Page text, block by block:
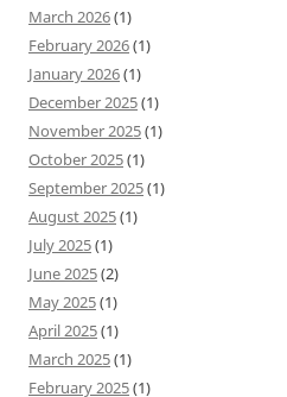
March 2026(1)
February 2026(1)
January 2026(1)
December 2025(1)
November 2025(1)
October 2025(1)
September 2025(1)
August 2025(1)
July 2025(1)
June 2025(2)
May 2025(1)
April 2025(1)
March 2025(1)
February 2025(1)